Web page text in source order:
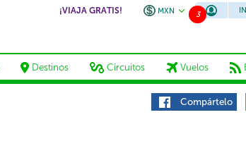
¡VIAJA GRATIS! MXN 3
Destinos Circuitos Vuelos
Compártelo